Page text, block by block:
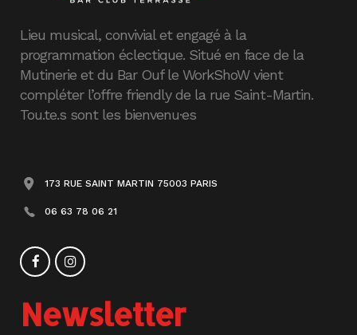
Lieu musical, convivial et engagé à la
programmation éclectique. Situé en face de la
Mutinerie et du Bar Ouf le WorkShoW vient
compléter l’offre friendly de la rue Saint-Martin.
Tou.te.s sont les bienvenu·es
173 RUE SAINT MARTIN 75003 PARIS
06 63 78 06 21
Newsletter